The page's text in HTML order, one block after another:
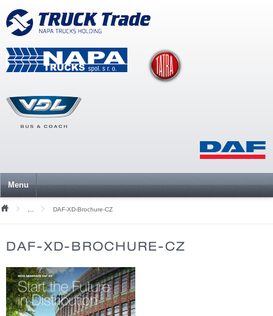
Menu
Mediální soubory
DAF-XD-Brochure-CZ
DAF-XD-BROCHURE-CZ